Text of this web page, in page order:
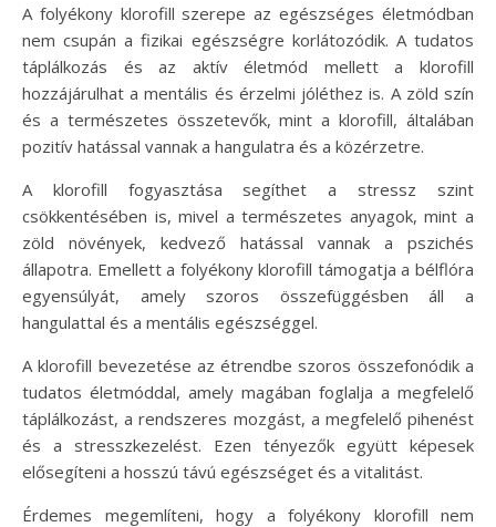
A folyékony klorofill szerepe az egészséges életmódban
nem csupán a fizikai egészségre korlátozódik. A tudatos
táplálkozás és az aktív életmód mellett a klorofill
hozzájárulhat a mentális és érzelmi jóléthez is. A zöld szín
és a természetes összetevők, mint a klorofill, általában
pozitív hatással vannak a hangulatra és a közérzetre.
A klorofill fogyasztása segíthet a stressz szint
csökkentésében is, mivel a természetes anyagok, mint a
zöld növények, kedvező hatással vannak a pszichés
állapotra. Emellett a folyékony klorofill támogatja a bélflóra
egyensúlyát, amely szoros összefüggésben áll a
hangulattal és a mentális egészséggel.
A klorofill bevezetése az étrendbe szoros összefonódik a
tudatos életmóddal, amely magában foglalja a megfelelő
táplálkozást, a rendszeres mozgást, a megfelelő pihenést
és a stresszkezelést. Ezen tényezők együtt képesek
elősegíteni a hosszú távú egészséget és a vitalitást.
Érdemes megemlíteni, hogy a folyékony klorofill nem